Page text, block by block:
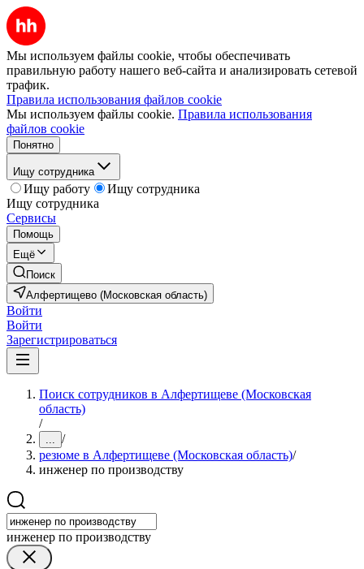
Мы используем файлы cookie, чтобы обеспечивать
правильную работу нашего веб-сайта и анализировать сетевой
трафик.
Правила использования файлов cookie
Мы используем файлы cookie. Правила использования
файлов cookie
Понятно
Ищу сотрудника
Ищу работу
Ищу сотрудника
Ищу сотрудника
Сервисы
Помощь
Ещё
Поиск
Алфертищево (Московская область)
Войти
Войти
Зарегистрироваться
Поиск сотрудников в Алфертищеве (Московская
область)
/
... /
резюме в Алфертищеве (Московская область)/
инженер по производству
инженер по производству